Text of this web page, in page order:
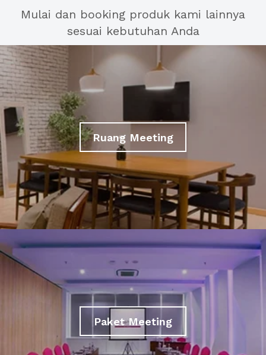
Mulai dan booking produk kami lainnya
sesuai kebutuhan Anda
Ruang Meeting
Paket Meeting